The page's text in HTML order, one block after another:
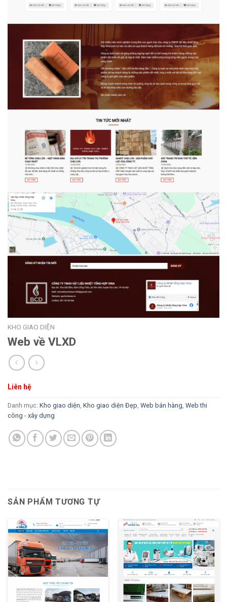
KHO GIAO DIỆN
Web về VLXD
Liên hệ
Danh mục: Kho giao diện Kho giao diện Đẹp Web bán hàng Web thi
công - xây dựng
SẢN PHẨM TƯƠNG TỰ